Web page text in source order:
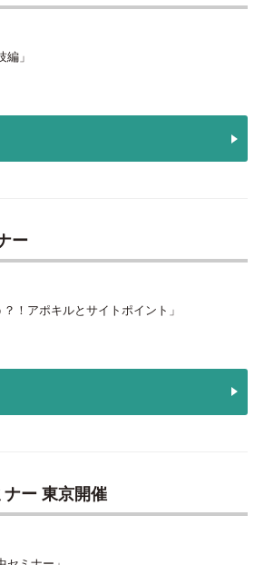
編」
ー
？！アポキルとサイトポイント」
ー 東京開催